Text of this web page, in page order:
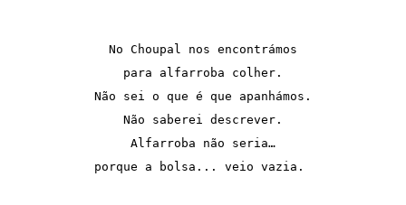
No Choupal nos encontrámos
para alfarroba colher.
Não sei o que é que apanhámos.
Não saberei descrever.
Alfarroba não seria…
porque a bolsa... veio vazia.